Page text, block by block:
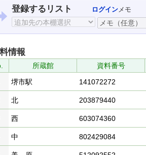
登録するリスト ログインメモ
情報
所蔵館 資料番号
堺市駅 141072272
北 203879440
西 603074360
中 802429084